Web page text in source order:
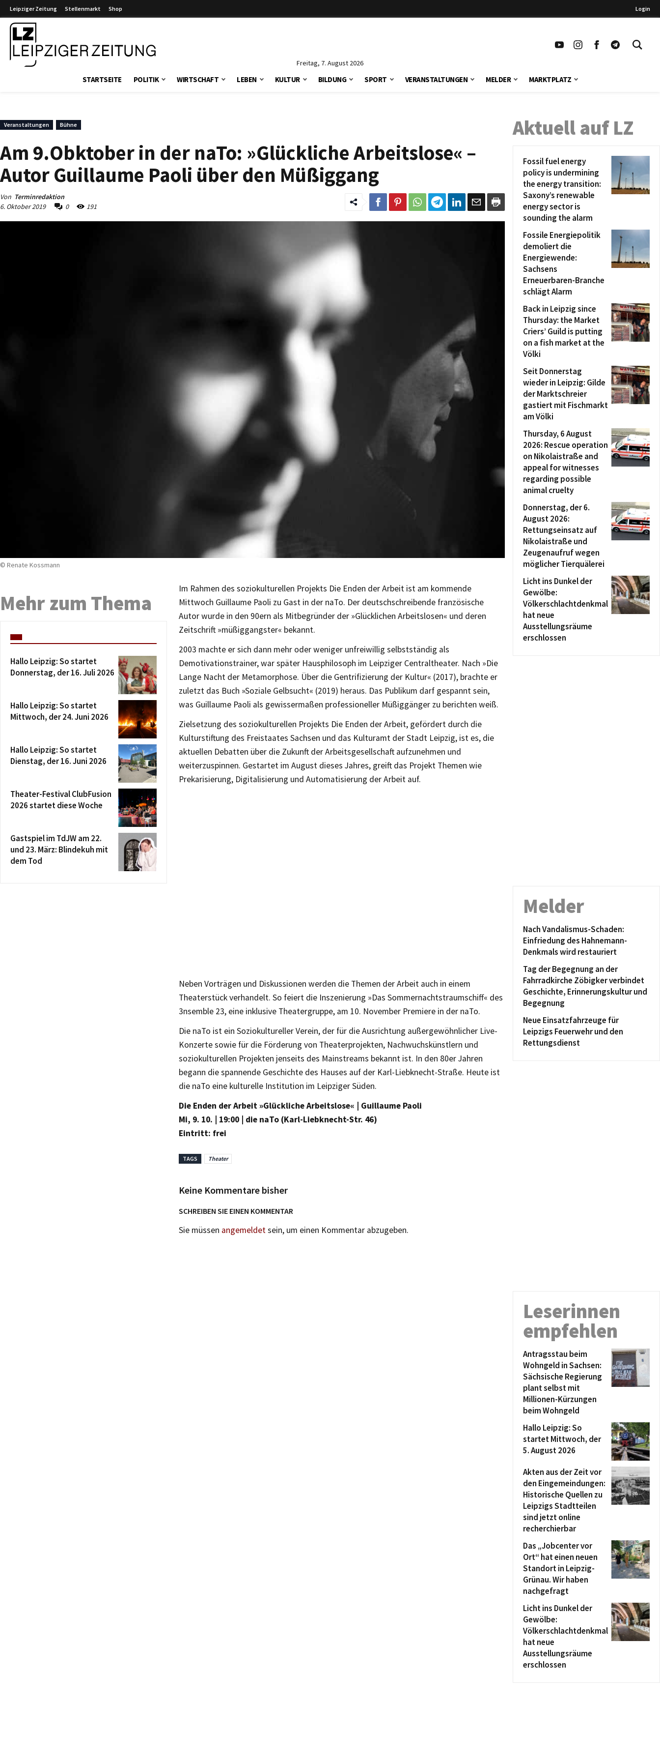
Leipziger Zeitung Stellenmarkt Shop Login
Freitag, 7. August 2026
STARTSEITE POLITIK WIRTSCHAFT LEBEN KULTUR BILDUNG SPORT VERANSTALTUNGEN MELDER MARKTPLATZ
Veranstaltungen Bühne
Am 9.Obktober in der naTo: »Glückliche Arbeitslose« –
Autor Guillaume Paoli über den Müßiggang
Von Terminredaktion
6. Oktober 2019
0 191
© Renate Kossmann
Im Rahmen des soziokulturellen Projekts Die Enden der Arbeit ist am kommende
Mittwoch Guillaume Paoli zu Gast in der naTo. Der deutschschreibende französische
Autor wurde in den 90ern als Mitbegründer der »Glücklichen Arbeitslosen« und deren
Zeitschrift »müßiggangster« bekannt.
2003 machte er sich dann mehr oder weniger unfreiwillig selbstständig als
Demotivationstrainer, war später Hausphilosoph im Leipziger Centraltheater. Nach »Die
Lange Nacht der Metamorphose. Über die Gentrifizierung der Kultur« (2017), brachte er
zuletzt das Buch »Soziale Gelbsucht« (2019) heraus. Das Publikum darf gespannt sein,
was Guillaume Paoli als gewissermaßen professioneller Müßiggänger zu berichten weiß.
Zielsetzung des soziokulturellen Projekts Die Enden der Arbeit, gefördert durch die
Kulturstiftung des Freistaates Sachsen und das Kulturamt der Stadt Leipzig, ist es, die
aktuellen Debatten über die Zukunft der Arbeitsgesellschaft aufzunehmen und
weiterzuspinnen. Gestartet im August dieses Jahres, greift das Projekt Themen wie
Prekarisierung, Digitalisierung und Automatisierung der Arbeit auf.
Neben Vorträgen und Diskussionen werden die Themen der Arbeit auch in einem
Theaterstück verhandelt. So feiert die Inszenierung »Das Sommernachtstraumschiff« des
3nsemble 23, eine inklusive Theatergruppe, am 10. November Premiere in der naTo.
Die naTo ist ein Soziokultureller Verein, der für die Ausrichtung außergewöhnlicher Live-
Konzerte sowie für die Förderung von Theaterprojekten, Nachwuchskünstlern und
soziokulturellen Projekten jenseits des Mainstreams bekannt ist. In den 80er Jahren
begann die spannende Geschichte des Hauses auf der Karl-Liebknecht-Straße. Heute ist
die naTo eine kulturelle Institution im Leipziger Süden.
Die Enden der Arbeit »Glückliche Arbeitslose« | Guillaume Paoli
Mi, 9. 10. | 19:00 | die naTo (Karl-Liebknecht-Str. 46)
Eintritt: frei
TAGS Theater
Keine Kommentare bisher
SCHREIBEN SIE EINEN KOMMENTAR
Sie müssen angemeldetsein, um einen Kommentar abzugeben.
Mehr zum Thema
Hallo Leipzig: So startet
Donnerstag, der 16. Juli 2026
Hallo Leipzig: So startet
Mittwoch, der 24. Juni 2026
Hallo Leipzig: So startet
Dienstag, der 16. Juni 2026
Theater-Festival ClubFusion
2026 startet diese Woche
Gastspiel im TdJW am 22.
und 23. März: Blindekuh mit
dem Tod
Aktuell auf LZ
Fossil fuel energy
policy is undermining
the energy transition:
Saxony’s renewable
energy sector is
sounding the alarm
Fossile Energiepolitik
demoliert die
Energiewende:
Sachsens
Erneuerbaren-Branche
schlägt Alarm
Back in Leipzig since
Thursday: the Market
Criers’ Guild is putting
on a fish market at the
Völki
Seit Donnerstag
wieder in Leipzig: Gilde
der Marktschreier
gastiert mit Fischmarkt
am Völki
Thursday, 6 August
2026: Rescue operation
on Nikolaistraße and
appeal for witnesses
regarding possible
animal cruelty
Donnerstag, der 6.
August 2026:
Rettungseinsatz auf
Nikolaistraße und
Zeugenaufruf wegen
möglicher Tierquälerei
Licht ins Dunkel der
Gewölbe:
Völkerschlachtdenkmal
hat neue
Ausstellungsräume
erschlossen
Melder
Nach Vandalismus-Schaden:
Einfriedung des Hahnemann-
Denkmals wird restauriert
Tag der Begegnung an der
Fahrradkirche Zöbigker verbindet
Geschichte, Erinnerungskultur und
Begegnung
Neue Einsatzfahrzeuge für
Leipzigs Feuerwehr und den
Rettungsdienst
Leserinnen
empfehlen
Antragsstau beim
Wohngeld in Sachsen:
Sächsische Regierung
plant selbst mit
Millionen-Kürzungen
beim Wohngeld
Hallo Leipzig: So
startet Mittwoch, der
5. August 2026
Akten aus der Zeit vor
den Eingemeindungen:
Historische Quellen zu
Leipzigs Stadtteilen
sind jetzt online
recherchierbar
Das „Jobcenter vor
Ort“ hat einen neuen
Standort in Leipzig-
Grünau. Wir haben
nachgefragt
Licht ins Dunkel der
Gewölbe:
Völkerschlachtdenkmal
hat neue
Ausstellungsräume
erschlossen